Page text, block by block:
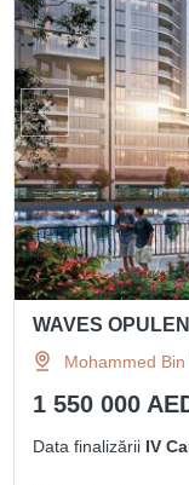
WAVES
Mohammed
1 550 000
Data finalizării IV